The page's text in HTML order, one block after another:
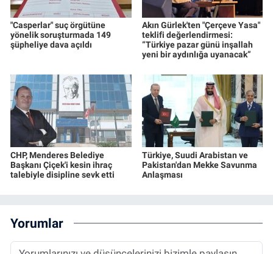
"Casperlar" suç örgütüne
yönelik soruşturmada 149
şüpheliye dava açıldı
Akın Gürlek'ten "Çerçeve Yasa"
teklifi değerlendirmesi:
“Türkiye pazar günü inşallah
yeni bir aydınlığa uyanacak”
CHP, Menderes Belediye
Başkanı Çiçek'i kesin ihraç
talebiyle disipline sevk etti
Türkiye, Suudi Arabistan ve
Pakistan'dan Mekke Savunma
Anlaşması
Yorumlar